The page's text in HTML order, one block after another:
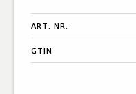
ART. NR.
GTIN